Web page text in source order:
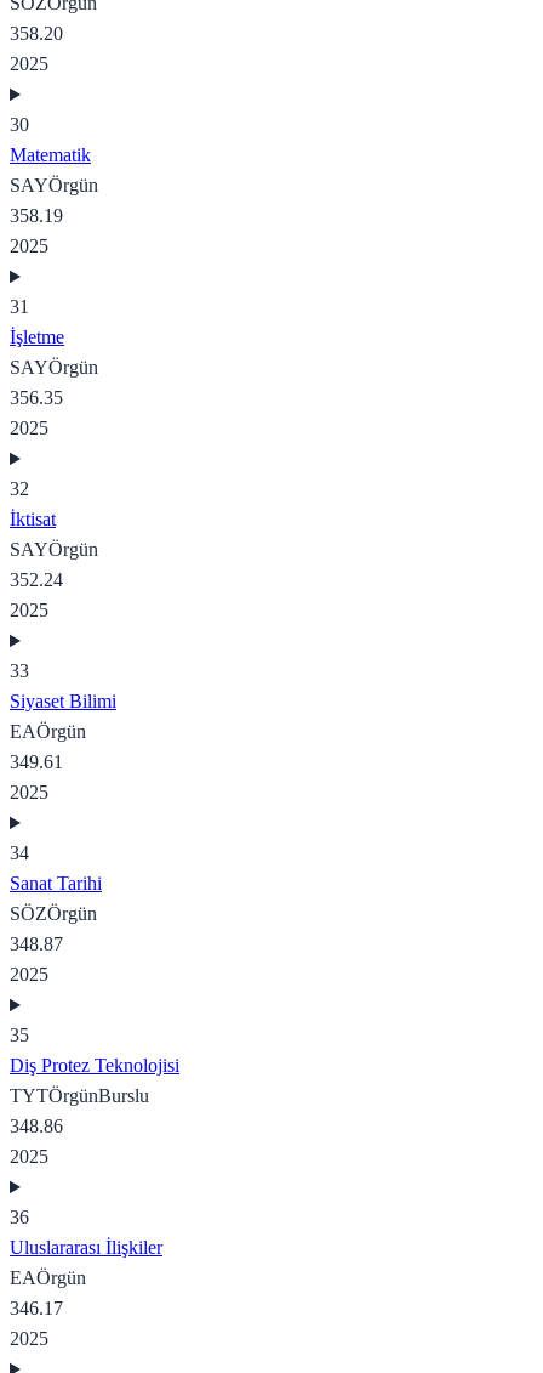
358.20
2025
30
Matematik
SAYÖrgün
358.19
2025
31
İşletme
SAYÖrgün
356.35
2025
32
İktisat
SAYÖrgün
352.24
2025
33
Siyaset Bilimi
EAÖrgün
349.61
2025
34
Sanat Tarihi
SÖZÖrgün
348.87
2025
35
Diş Protez Teknolojisi
TYTÖrgünBurslu
348.86
2025
36
Uluslararası İlişkiler
EAÖrgün
346.17
2025